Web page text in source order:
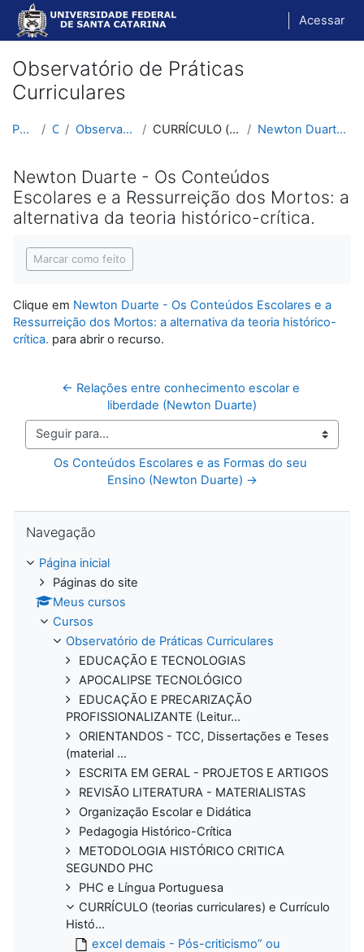
Ir para o conteúdo principal
Acessar
Observatório de Práticas
Curriculares
Página inicial Cursos Observatório de Práticas Curriculares CURRÍCULO (teorias curriculares) e Currículo Histó... Newton Duarte - Os Conteúdos Escolares e a Ressurr...
Newton Duarte - Os Conteúdos
Escolares e a Ressurreição dos Mortos: a
alternativa da teoria histórico-crítica.
Marcar como feito
Clique em Newton Duarte - Os Conteúdos Escolares e a
Ressurreição dos Mortos: a alternativa da teoria histórico-
crítica. para abrir o recurso.
← Relações entre conhecimento escolar e
liberdade (Newton Duarte)
Seguir para...
Os Conteúdos Escolares e as Formas do seu
Ensino (Newton Duarte) →
Navegação
Página inicial
Páginas do site
Meus cursos
Cursos
Observatório de Práticas Curriculares
EDUCAÇÃO E TECNOLOGIAS
APOCALIPSE TECNOLÓGICO
EDUCAÇÃO E PRECARIZAÇÃO
PROFISSIONALIZANTE (Leitur...
ORIENTANDOS - TCC, Dissertações e Teses
(material ...
ESCRITA EM GERAL - PROJETOS E ARTIGOS
REVISÃO LITERATURA - MATERIALISTAS
Organização Escolar e Didática
Pedagogia Histórico-Crítica
METODOLOGIA HISTÓRICO CRITICA
SEGUNDO PHC
PHC e Língua Portuguesa
CURRÍCULO (teorias curriculares) e Currículo
Histó...
excel demais - Pós-criticismo” ou